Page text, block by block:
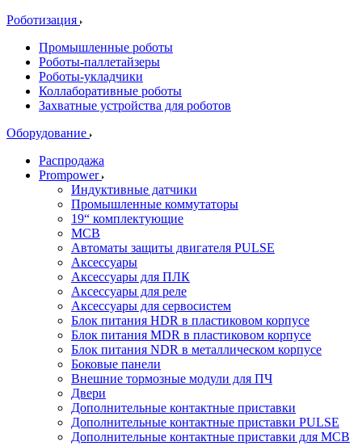
Роботизация
Промышленные роботы
Роботы-паллетайзеры
Роботы-укладчики
Коллаборативные роботы
Захватные устройства для роботов
Оборудование
Распродажа
Prompower
Индуктивные датчики
Промышленные коммутаторы
19“ комплектующие
MCB
Автоматы защиты двигателя PULSE
Аксессуары
Аксессуары для ПЛК
Аксессуары для реле
Аксессуары для сервосистем
Блок питания HDR в пластиковом корпусе
Блок питания MDR в пластиковом корпусе
Блок питания NDR в металлическом корпусе
Боковые панели
Внешние тормозные модули для ПЧ
Двери
Дополнительные контактные приставки
Дополнительные контактные приставки PULSE
Дополнительные контактные приставки для MCB